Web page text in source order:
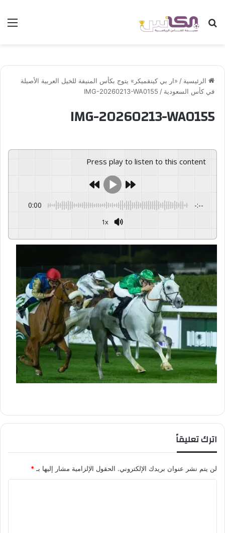
بحث عن
الرئيسية / «ار بي كينقميكر» يتوج بكأس المنيفة للخيل العربية الأصيلة
في كأس السعودية /
IMG-20260213-WA0155
IMG-20260213-WA0155
Press play to listen to this content
0:00 -:--
1x
اترك تعليقاً
لن يتم نشر عنوان بريدك الإلكتروني. الحقول الإلزامية مشار إليها بـ *